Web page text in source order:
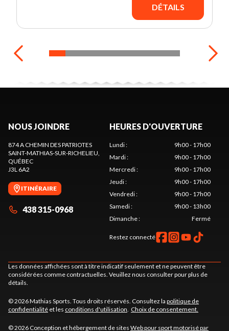
DÉTAILS
NOUS JOINDRE
874 A CHEMIN DES PATRIOTES
SAINT-MATHIAS-SUR-RICHELIEU
QUÉBEC
J3L 6A2
ITINÉRAIRE
438 315-0968
HEURES D'OUVERTURE
Lundi:
9h00 - 17h00
Mardi:
9h00 - 17h00
Mercredi:
9h00 - 17h00
Jeudi:
9h00 - 17h00
Vendredi:
9h00 - 17h00
Samedi:
9h00 - 13h00
Dimanche: Fermé
Restez connecté
Les données affichées sont à titre indicatif seulement et ne peuvent être
considérées comme contractuelles. Veuillez nous consulter pour plus de
détails.
© 2026 Mathias Sports. Tous droits réservés. Consultez la politique de
confidentialité et les conditions d'utilisation Choix de consentement.
© 2026 Conception et hébergement de sites Web pour sport motorisé par